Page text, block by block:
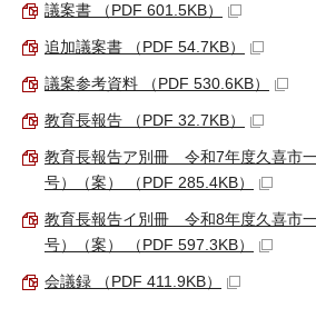
議案書 （PDF 601.5KB）
追加議案書 （PDF 54.7KB）
議案参考資料 （PDF 530.6KB）
教育長報告 （PDF 32.7KB）
教育長報告ア別冊 令和7年度久喜市
号）（案） （PDF 285.4KB）
教育長報告イ別冊 令和8年度久喜市
号）（案） （PDF 597.3KB）
会議録 （PDF 411.9KB）